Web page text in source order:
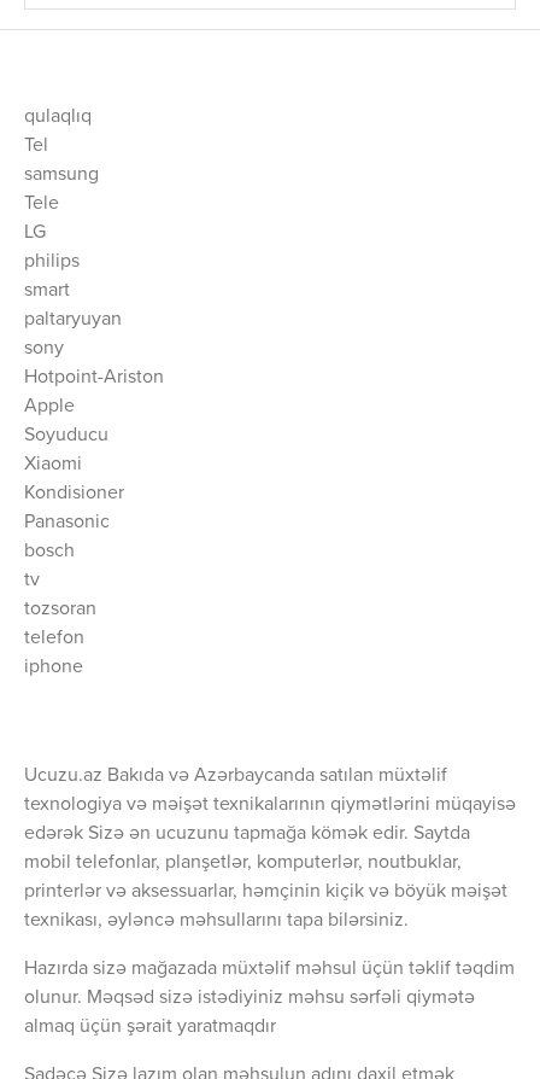
qulaqlıq
Tel
samsung
Tele
LG
philips
smart
paltaryuyan
sony
Hotpoint-Ariston
Apple
Soyuducu
Xiaomi
Kondisioner
Panasonic
bosch
tv
tozsoran
telefon
iphone
Ucuzu.az Bakıda və Azərbaycanda satılan müxtəlif
texnologiya və məişət texnikalarının qiymətlərini müqayisə
edərək Sizə ən ucuzunu tapmağa kömək edir. Saytda
mobil telefonlar, planşetlər, komputerlər, noutbuklar,
printerlər və aksessuarlar, həmçinin kiçik və böyük məişət
texnikası, əyləncə məhsullarını tapa bilərsiniz.
Hazırda sizə mağazada müxtəlif məhsul üçün təklif təqdim
olunur. Məqsəd sizə istədiyiniz məhsu sərfəli qiymətə
almaq üçün şərait yaratmaqdır